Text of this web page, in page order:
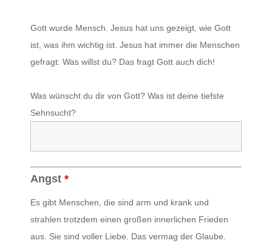
Gott wurde Mensch. Jesus hat uns gezeigt, wie Gott
ist, was ihm wichtig ist. Jesus hat immer die Menschen
gefragt: Was willst du? Das fragt Gott auch dich!
Was wünscht du dir von Gott? Was ist deine tiefste
Sehnsucht?
Angst *
Es gibt Menschen, die sind arm und krank und
strahlen trotzdem einen großen innerlichen Frieden
aus. Sie sind voller Liebe. Das vermag der Glaube.